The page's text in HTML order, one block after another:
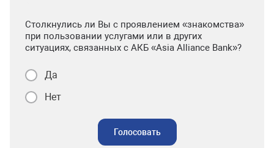
Столкнулись ли Вы с проявлением «знакомства»
при пользовании услугами или в других
ситуациях, связанных с АКБ «Asia Alliance Bank»?
Да
Нет
Голосовать